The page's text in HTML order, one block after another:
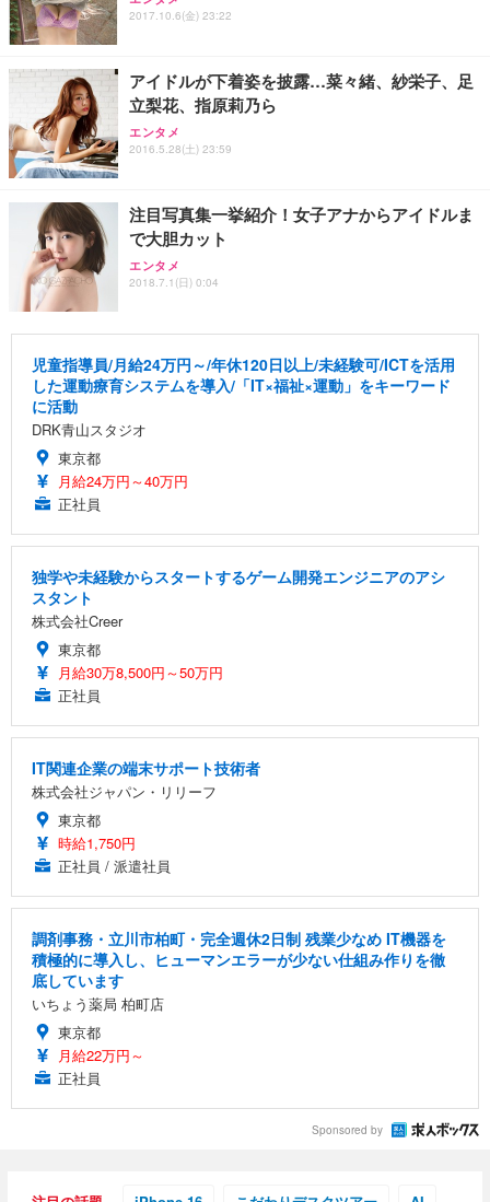
2017.10.6(金) 23:22
アイドルが下着姿を披露…菜々緒、紗栄子、足
立梨花、指原莉乃ら
エンタメ
2016.5.28(土) 23:59
注目写真集一挙紹介！女子アナからアイドルま
で大胆カット
エンタメ
2018.7.1(日) 0:04
児童指導員/月給24万円～/年休120日以上/未経験可/ICTを活用
した運動療育システムを導入/「IT×福祉×運動」をキーワード
に活動
DRK青山スタジオ
東京都
月給24万円～40万円
正社員
独学や未経験からスタートするゲーム開発エンジニアのアシ
スタント
株式会社Creer
東京都
月給30万8,500円～50万円
正社員
IT関連企業の端末サポート技術者
株式会社ジャパン・リリーフ
東京都
時給1,750円
正社員 / 派遣社員
調剤事務・立川市柏町・完全週休2日制 残業少なめ IT機器を
積極的に導入し、ヒューマンエラーが少ない仕組み作りを徹
底しています
いちょう薬局 柏町店
東京都
月給22万円～
正社員
Sponsored by